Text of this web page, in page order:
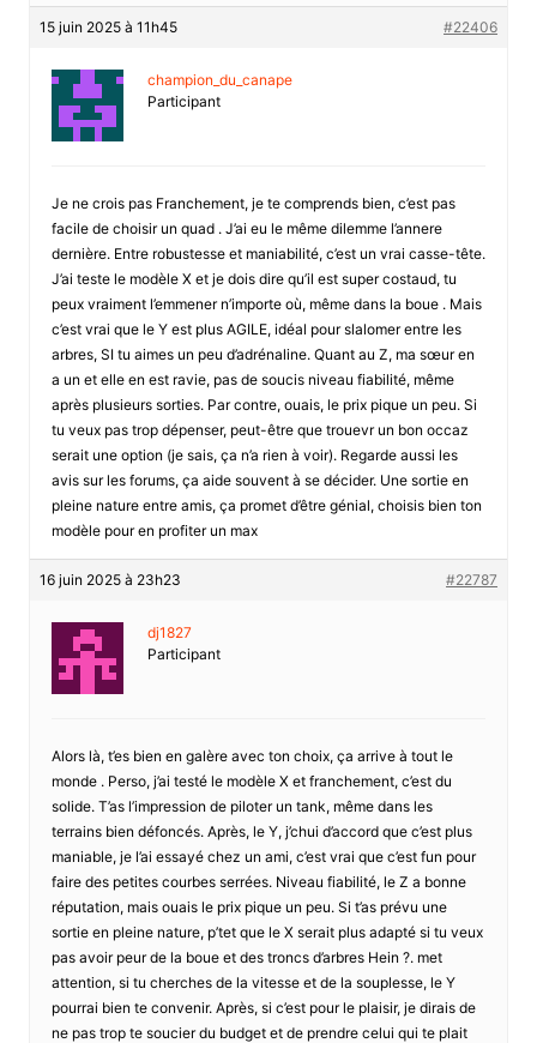
15 juin 2025 à 11h45 #22406
champion_du_canape
Participant
Je ne crois pas Franchement, je te comprends bien, c’est pas
facile de choisir un quad . J’ai eu le même dilemme l’annere
dernière. Entre robustesse et maniabilité, c’est un vrai casse-tête.
J’ai teste le modèle X et je dois dire qu’il est super costaud, tu
peux vraiment l’emmener n’importe où, même dans la boue . Mais
c’est vrai que le Y est plus AGILE, idéal pour slalomer entre les
arbres, SI tu aimes un peu d’adrénaline. Quant au Z, ma sœur en
a un et elle en est ravie, pas de soucis niveau fiabilité, même
après plusieurs sorties. Par contre, ouais, le prix pique un peu. Si
tu veux pas trop dépenser, peut-être que trouevr un bon occaz
serait une option (je sais, ça n’a rien à voir). Regarde aussi les
avis sur les forums, ça aide souvent à se décider. Une sortie en
pleine nature entre amis, ça promet d’être génial, choisis bien ton
modèle pour en profiter un max
16 juin 2025 à 23h23 #22787
dj1827
Participant
Alors là, t’es bien en galère avec ton choix, ça arrive à tout le
monde . Perso, j’ai testé le modèle X et franchement, c’est du
solide. T’as l’impression de piloter un tank, même dans les
terrains bien défoncés. Après, le Y, j’chui d’accord que c’est plus
maniable, je l’ai essayé chez un ami, c’est vrai que c’est fun pour
faire des petites courbes serrées. Niveau fiabilité, le Z a bonne
réputation, mais ouais le prix pique un peu. Si t’as prévu une
sortie en pleine nature, p’tet que le X serait plus adapté si tu veux
pas avoir peur de la boue et des troncs d’arbres Hein ?. met
attention, si tu cherches de la vitesse et de la souplesse, le Y
pourrai bien te convenir. Après, si c’est pour le plaisir, je dirais de
ne pas trop te soucier du budget et de prendre celui qui te plait